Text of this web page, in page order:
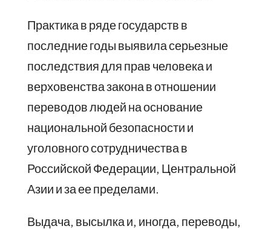
Практика в ряде государств в
последние годы выявила серьезные
последствия для прав человека и
верховенства закона в отношении
переводов людей на основание
национальной безопасности и
уголовного сотрудничества в
Российской Федерации, Центральной
Азии и за ее пределами.
Выдача, высылка и, иногда, переводы,